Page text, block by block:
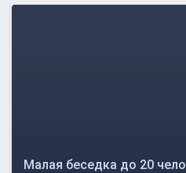
Малая беседка до 20